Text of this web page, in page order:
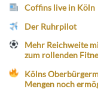
Coffins live in Köln
Der Ruhrpilot
Mehr Reichweite
zum rollenden
Kölns
Mengen noch